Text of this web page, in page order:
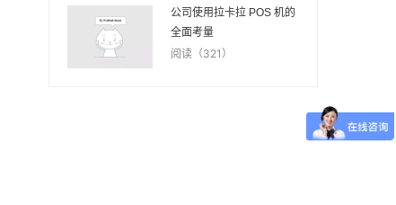
公司使用拉卡拉 POS 机的
全面考量
阅读（321）